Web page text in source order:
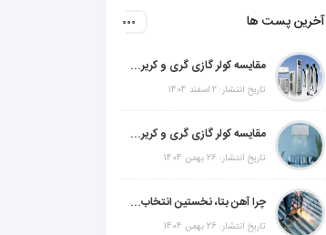
آخرین پست ها
مقایسه کولر گازی گری و کریر و ال جی و جنرال گلد و هایسنس و مدیا و اجنرال
تاریخ انتشار: 2 اسفند 1404
مقایسه کولر گازی گری و کریر و ال جی و جنرال گلد و جنرال شکار و سامسونگ و یونیوا
تاریخ انتشار: 26 بهمن 1404
چرا آهن بتا، نخستین انتخاب برای گل میخ عرشه فولادی در ایران است؟
تاریخ انتشار: 26 بهمن 1404